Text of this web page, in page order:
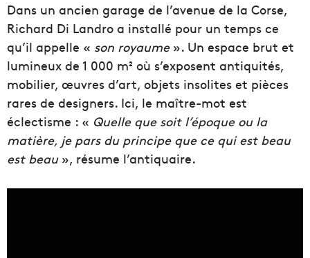
Dans un ancien garage de l’avenue de la Corse,
Richard Di Landro a installé pour un temps ce
qu’il appelle « son royaume». Un espace brut et
lumineux de 1 000 m² où s’exposent antiquités,
mobilier, œuvres d’art, objets insolites et pièces
rares de designers. Ici, le maître-mot est
éclectisme : « Quelle que soit l’époque ou la
matière, je pars du principe que ce qui est beau
est beau», résume l’antiquaire.